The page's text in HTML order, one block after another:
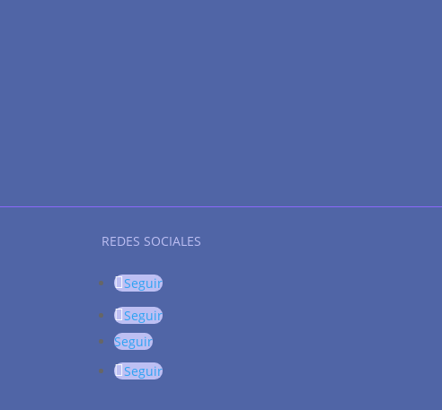
REDES SOCIALES
Seguir
Seguir
Seguir
Seguir